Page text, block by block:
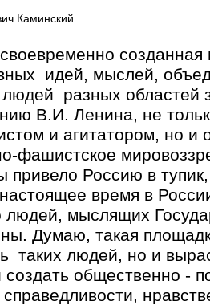
Каминский
идей, мыслей,
разных областей
В.И. Ленина, не
и агитатором, но и
фашистское
привело Россию в
время в
людей, мыслящих
Думаю, такая
таких людей, но и
общественно -